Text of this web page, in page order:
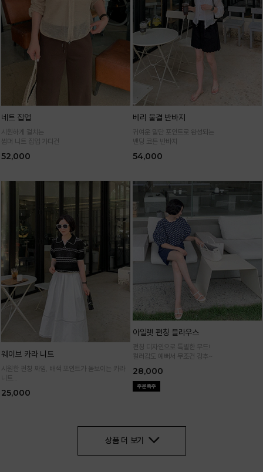
네트 집업
시원하게 걸치는
썸머 니트 집업 가디건
52,000
베리 물결 반바지
귀여운 밑단 포인트로 완성되는
밴딩 코튼 반바지
54,000
웨이브 카라 니트
시원한 펀칭 짜임, 배색 포인트가 돋보이는 카라
니트
하게 입어요
25,000
아일렛 펀칭 블라우스
펀칭 디자인으로 특별한 무드!
컬러감도 예뻐서 무조건 강추~
28,000
상품 더 보기